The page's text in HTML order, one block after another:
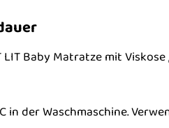
Baby Matratze mit
in der Waschmaschine.